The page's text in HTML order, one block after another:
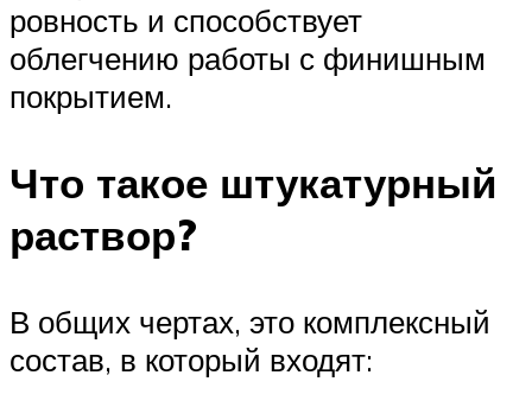
ровность и способствует
облегчению работы с финишным
покрытием.
Что такое штукатурный
раствор?
В общих чертах, это комплексный
состав, в который входят: